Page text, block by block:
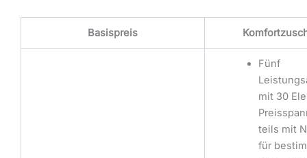
Basispreis
Fünf
mit 30
teils mit
für